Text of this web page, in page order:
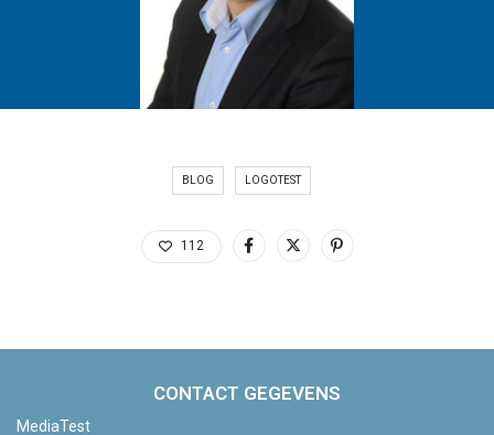
BLOG LOGOTEST
112
CONTACT GEGEVENS
MediaTest